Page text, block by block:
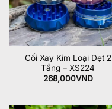
Cối Xay Kim Loại Dẹt 2
Tầng – XS224
268,000VND